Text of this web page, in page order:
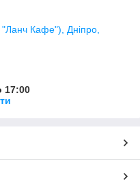
"Ланч Кафе"), Дніпро,
17:00